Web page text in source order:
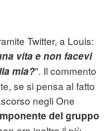
Twitter, a Louis:
vita e non facevi
mia?". Il commento
se si pensa al fatto
negli One
del gruppo